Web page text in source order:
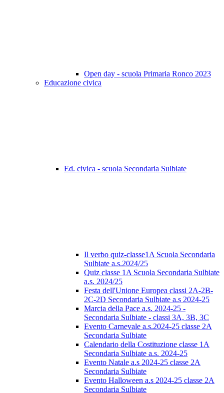
Open day - scuola Primaria Ronco 2023
Educazione civica
Ed. civica - scuola Secondaria Sulbiate
Il verbo quiz-classe1A Scuola Secondaria
Sulbiate a.s.2024/25
Quiz classe 1A Scuola Secondaria Sulbiate
a.s. 2024/25
Festa dell'Unione Europea classi 2A-2B-
2C-2D Secondaria Sulbiate a.s 2024-25
Marcia della Pace a.s. 2024-25 -
Secondaria Sulbiate - classi 3A, 3B, 3C
Evento Carnevale a.s.2024-25 classe 2A
Secondaria Sulbiate
Calendario della Costituzione classe 1A
Secondaria Sulbiate a.s. 2024-25
Evento Natale a.s 2024-25 classe 2A
Secondaria Sulbiate
Evento Halloween a.s 2024-25 classe 2A
Secondaria Sulbiate